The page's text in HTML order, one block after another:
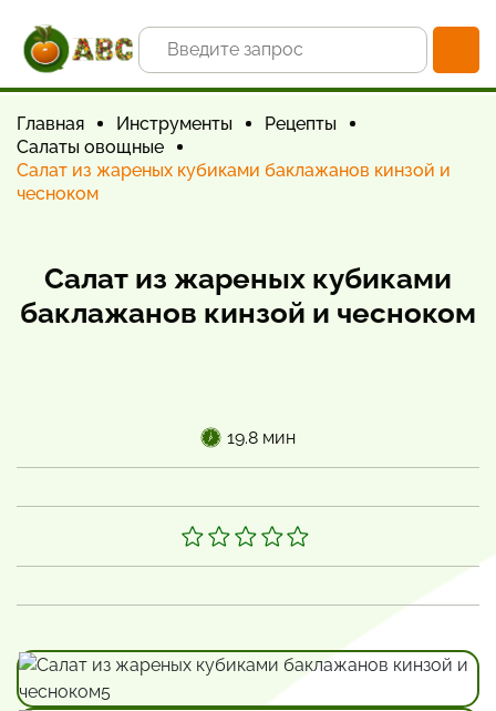
Главная Инструменты
Рецепты
Салаты овощные
Салат из жареных кубиками баклажанов кинзой и
чесноком
Салат из жареных кубиками
баклажанов кинзой и чесноком
19.8 мин